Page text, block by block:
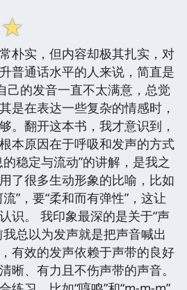
☆
朴实，但内容却极其扎实，对
普通话水平的人来说，简直是
己的发音一直不太满意，总觉
是在表达一些复杂的情感时，
。翻开这本书，我才意识到，
本原因在于呼吸和发声的方式
稳定与流动”的讲解，是我之
了很多生动形象的比喻，比如
”，要“柔和而有弹性”，这让
识。 我印象最深的是关于“声
总以为发声就是把声音喊出
有效的发声依赖于声带的良好
晰、有力且不伤声带的声音。